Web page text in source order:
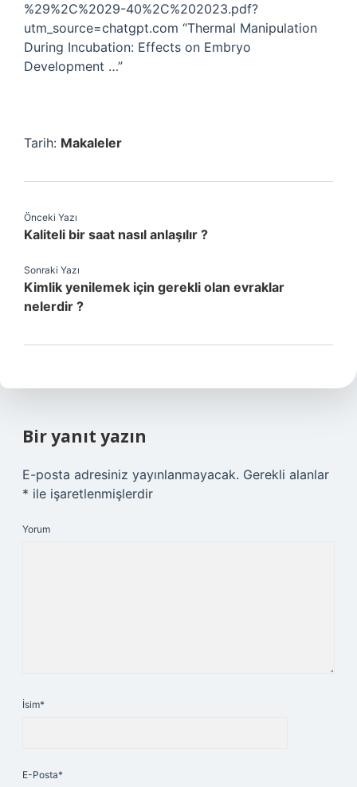
%29%2C%2029-40%2C%202023.pdf?
utm_source=chatgpt.com “Thermal Manipulation
During Incubation: Effects on Embryo
Development …”
Tarih: Makaleler
Önceki Yazı
Kaliteli bir saat nasıl anlaşılır ?
Sonraki Yazı
Kimlik yenilemek için gerekli olan evraklar
nelerdir ?
Bir yanıt yazın
E-posta adresiniz yayınlanmayacak. Gerekli alanlar
* ile işaretlenmişlerdir
Yorum
İsim*
E-Posta*